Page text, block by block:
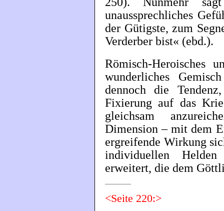
unaussprechliches
der Gütigste, zum
Verderber bist« (ebd.).
Römisch-Heroisches
wunderliches
dennoch die
Fixierung auf das
gleichsam
Dimension – mit dem
ergreifende Wirkung
individuellen
erweitert, die dem
<Seite 220:>